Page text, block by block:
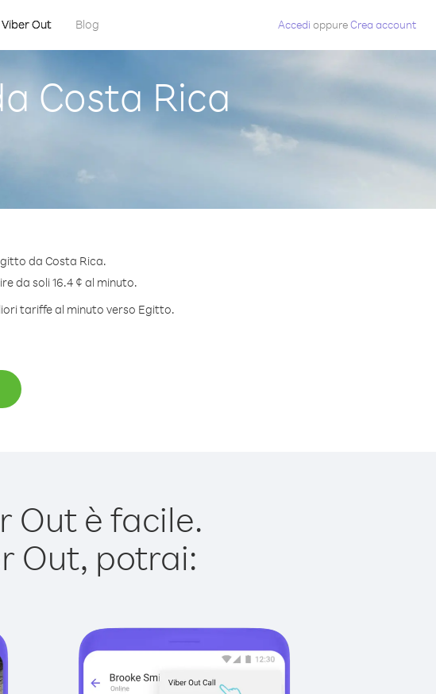
Viber Out Blog Accedi oppureCrea account
Costa Rica
da Costa Rica.
da soli 16.4 ¢ al minuto.
tariffe al minuto verso Egitto.
Out è facile.
Out, potrai: